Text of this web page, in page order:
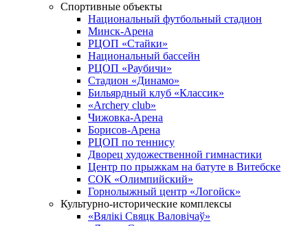
Спортивные объекты
Национальный футбольный стадион
Минск-Арена
РЦОП «Стайки»
Национальный бассейн
РЦОП «Раубичи»
Стадион «Динамо»
Бильярдный клуб «Классик»
«Archery club»
Чижовка-Арена
Борисов-Арена
РЦОП по теннису
Дворец художественной гимнастики
Центр по прыжкам на батуте в Витебске
СОК «Олимпийский»
Горнолыжный центр «Логойск»
Культурно-исторические комплексы
«Вялікі Свяцк Валовічаў»